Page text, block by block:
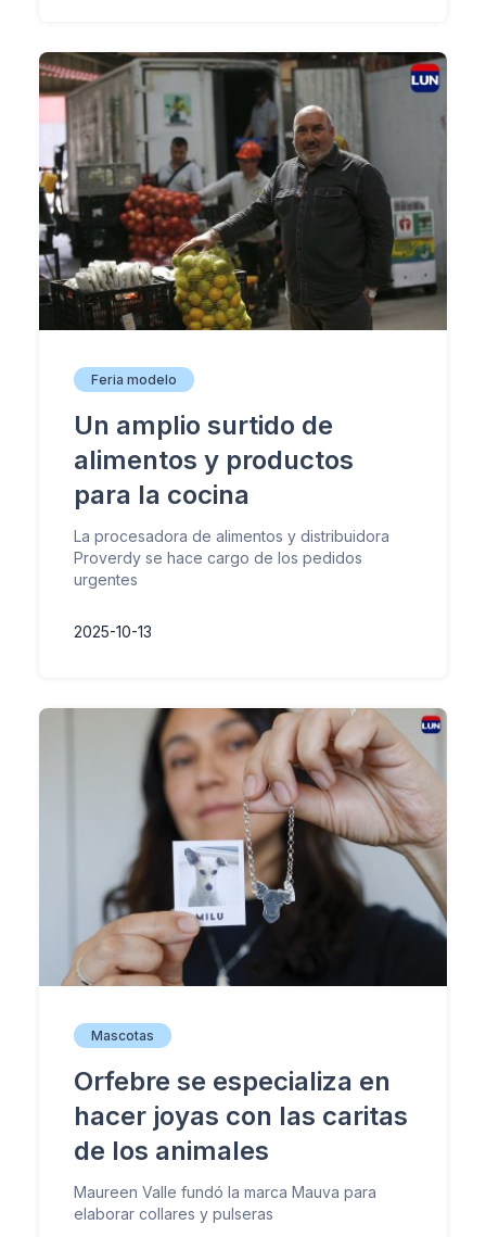
Feria modelo
Un amplio surtido de
alimentos y productos
para la cocina
La procesadora de alimentos y distribuidora
Proverdy se hace cargo de los pedidos
urgentes
2025-10-13
Mascotas
Orfebre se especializa en
hacer joyas con las caritas
de los animales
Maureen Valle fundó la marca Mauva para
elaborar collares y pulseras